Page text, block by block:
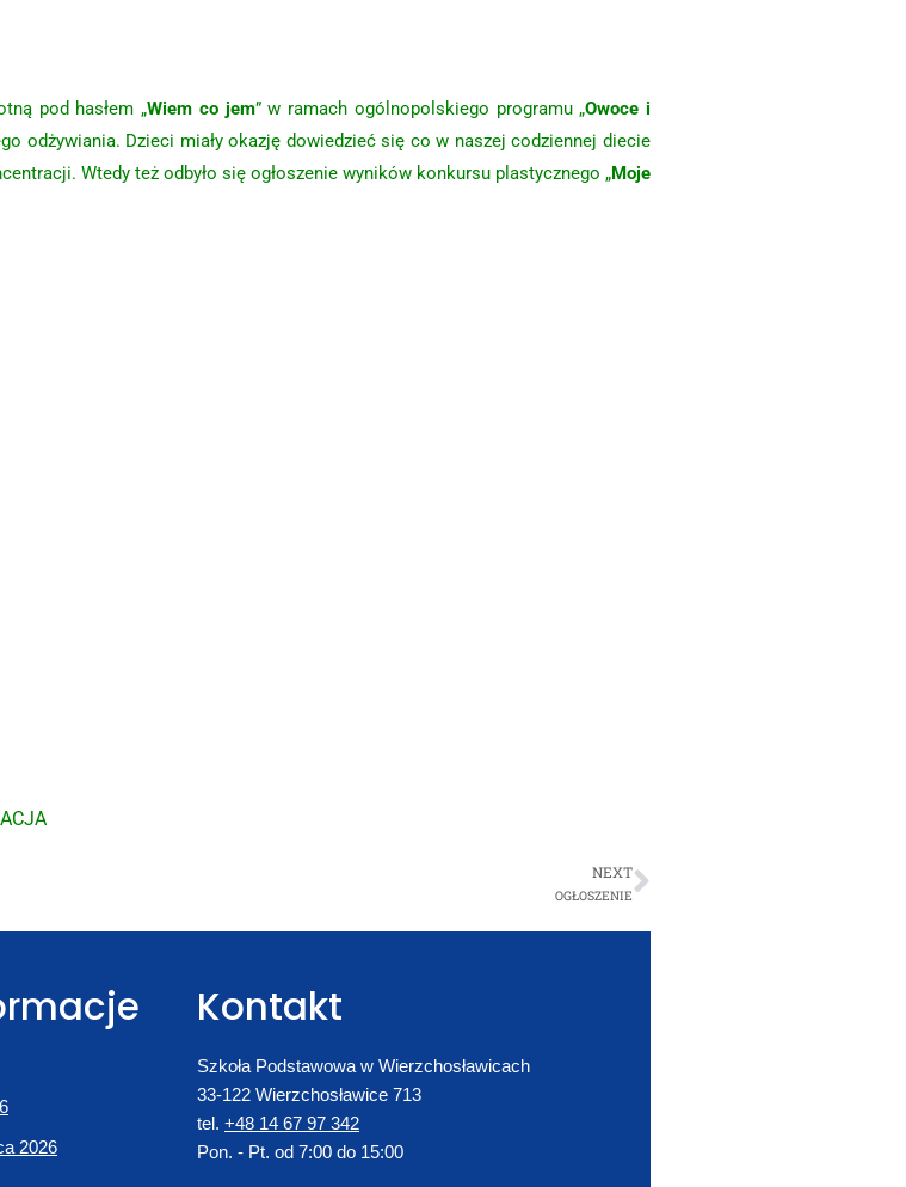
pod hasłem „Wiem co jem” w ramach ogólnopolskiego programu „Owoce i
odżywiania. Dzieci miały okazję dowiedzieć się co w naszej codziennej diecie
Wtedy też odbyło się ogłoszenie wyników konkursu plastycznego „Moje
NEXT
OGŁOSZENIE
2026
Kontakt
Szkoła Podstawowa w Wierzchosławicach
33-122 Wierzchosławice 713
tel. +48 14 67 97 342
Pon. - Pt. od 7:00 do 15:00